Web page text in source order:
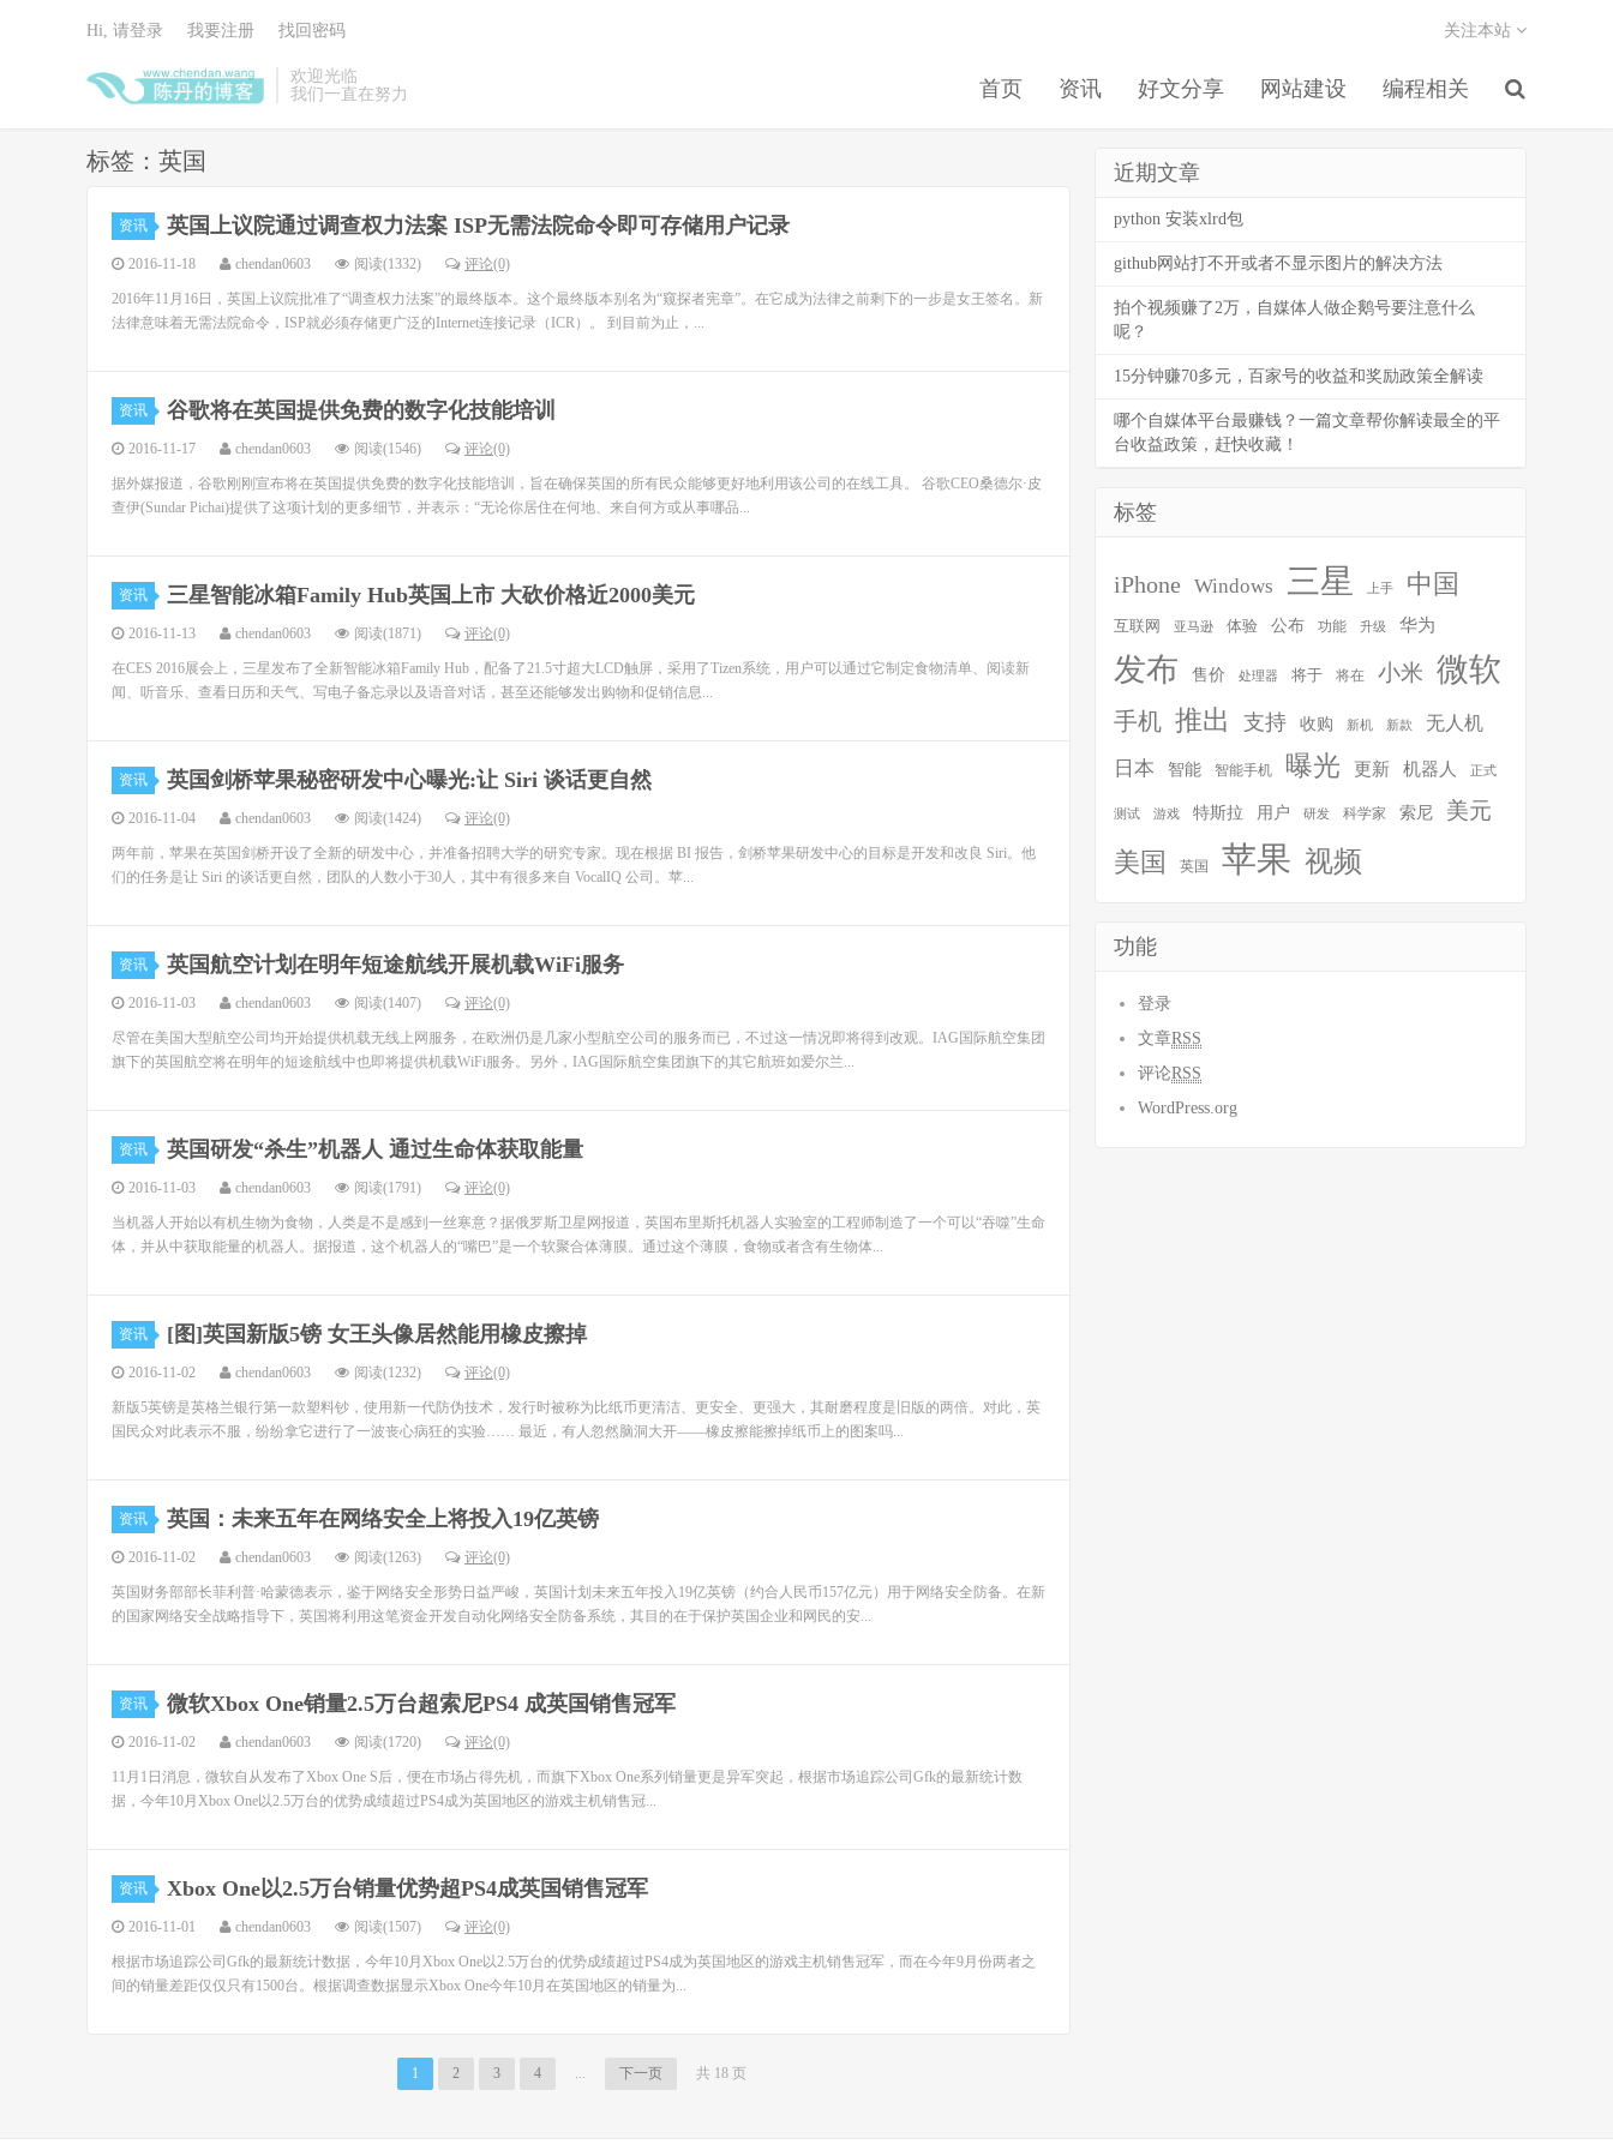
欢迎光临
我们一直在努力
首页 资讯 好文分享 网站建设 编程相关
关注本站
Hi, 请登录 我要注册 找回密码
标签：英国
资讯 英国上议院通过调查权力法案 ISP无需法院命令即可存储用户记录
2016-11-18 chendan0603 阅读(1332) 评论(0)
2016年11月16日，英国上议院批准了“调查权力法案”的最终版本。这个最终版本别名为“窥探者宪章”。在它成为法律之前剩下的一步是女王签名。新
法律意味着无需法院命令，ISP就必须存储更广泛的Internet连接记录（ICR）。 到目前为止，...
资讯 谷歌将在英国提供免费的数字化技能培训
2016-11-17 chendan0603 阅读(1546) 评论(0)
据外媒报道，谷歌刚刚宣布将在英国提供免费的数字化技能培训，旨在确保英国的所有民众能够更好地利用该公司的在线工具。 谷歌CEO桑德尔·皮
查伊(Sundar Pichai)提供了这项计划的更多细节，并表示：“无论你居住在何地、来自何方或从事哪品...
资讯 三星智能冰箱Family Hub英国上市 大砍价格近2000美元
2016-11-13 chendan0603 阅读(1871) 评论(0)
在CES 2016展会上，三星发布了全新智能冰箱Family Hub，配备了21.5寸超大LCD触屏，采用了Tizen系统，用户可以通过它制定食物清单、阅读新
闻、听音乐、查看日历和天气、写电子备忘录以及语音对话，甚至还能够发出购物和促销信息...
资讯 英国剑桥苹果秘密研发中心曝光:让 Siri 谈话更自然
2016-11-04 chendan0603 阅读(1424) 评论(0)
两年前，苹果在英国剑桥开设了全新的研发中心，并准备招聘大学的研究专家。现在根据 BI 报告，剑桥苹果研发中心的目标是开发和改良 Siri。他
们的任务是让 Siri 的谈话更自然，团队的人数小于30人，其中有很多来自 VocalIQ 公司。苹...
资讯 英国航空计划在明年短途航线开展机载WiFi服务
2016-11-03 chendan0603 阅读(1407) 评论(0)
尽管在美国大型航空公司均开始提供机载无线上网服务，在欧洲仍是几家小型航空公司的服务而已，不过这一情况即将得到改观。IAG国际航空集团
旗下的英国航空将在明年的短途航线中也即将提供机载WiFi服务。另外，IAG国际航空集团旗下的其它航班如爱尔兰...
资讯 英国研发“杀生”机器人 通过生命体获取能量
2016-11-03 chendan0603 阅读(1791) 评论(0)
当机器人开始以有机生物为食物，人类是不是感到一丝寒意？据俄罗斯卫星网报道，英国布里斯托机器人实验室的工程师制造了一个可以“吞噬”生命
体，并从中获取能量的机器人。据报道，这个机器人的“嘴巴”是一个软聚合体薄膜。通过这个薄膜，食物或者含有生物体...
资讯 [图]英国新版5镑 女王头像居然能用橡皮擦掉
2016-11-02 chendan0603 阅读(1232) 评论(0)
新版5英镑是英格兰银行第一款塑料钞，使用新一代防伪技术，发行时被称为比纸币更清洁、更安全、更强大，其耐磨程度是旧版的两倍。对此，英
国民众对此表示不服，纷纷拿它进行了一波丧心病狂的实验…… 最近，有人忽然脑洞大开——橡皮擦能擦掉纸币上的图案吗...
资讯 英国：未来五年在网络安全上将投入19亿英镑
2016-11-02 chendan0603 阅读(1263) 评论(0)
英国财务部部长菲利普·哈蒙德表示，鉴于网络安全形势日益严峻，英国计划未来五年投入19亿英镑（约合人民币157亿元）用于网络安全防备。在新
的国家网络安全战略指导下，英国将利用这笔资金开发自动化网络安全防备系统，其目的在于保护英国企业和网民的安...
资讯 微软Xbox One销量2.5万台超索尼PS4 成英国销售冠军
2016-11-02 chendan0603 阅读(1720) 评论(0)
11月1日消息，微软自从发布了Xbox One S后，便在市场占得先机，而旗下Xbox One系列销量更是异军突起，根据市场追踪公司Gfk的最新统计数
据，今年10月Xbox One以2.5万台的优势成绩超过PS4成为英国地区的游戏主机销售冠...
资讯 Xbox One以2.5万台销量优势超PS4成英国销售冠军
2016-11-01 chendan0603 阅读(1507) 评论(0)
根据市场追踪公司Gfk的最新统计数据，今年10月Xbox One以2.5万台的优势成绩超过PS4成为英国地区的游戏主机销售冠军，而在今年9月份两者之
间的销量差距仅仅只有1500台。根据调查数据显示Xbox One今年10月在英国地区的销量为...
1 2 3 4 ... 下一页 共 18 页
近期文章
python 安装xlrd包
github网站打不开或者不显示图片的解决方法
拍个视频赚了2万，自媒体人做企鹅号要注意什么
呢？
15分钟赚70多元，百家号的收益和奖励政策全解读
哪个自媒体平台最赚钱？一篇文章帮你解读最全的平
台收益政策，赶快收藏！
标签
iPhone Windows 三星 上手 中国
互联网 亚马逊 体验 公布 功能 升级 华为
发布 售价 处理器 将于 将在 小米 微软
手机 推出 支持 收购 新机 新款 无人机
日本 智能 智能手机 曝光 更新 机器人 正式
测试 游戏 特斯拉 用户 研发 科学家 索尼 美元
美国 英国 苹果 视频
功能
登录
文章RSS
评论RSS
WordPress.org